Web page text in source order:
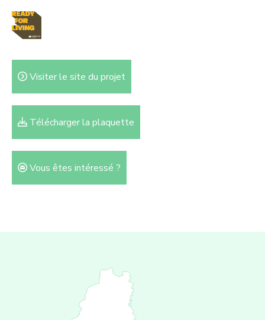
Visiter le site du projet
Télécharger la plaquette
Vous êtes intéressé ?